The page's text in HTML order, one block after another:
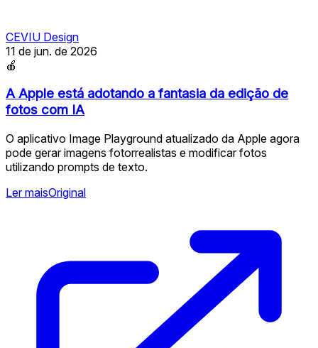
CEVIU Design
11 de jun. de 2026
🍎
A Apple está adotando a fantasia da edição de
fotos com IA
O aplicativo Image Playground atualizado da Apple agora
pode gerar imagens fotorrealistas e modificar fotos
utilizando prompts de texto.
Ler maisOriginal